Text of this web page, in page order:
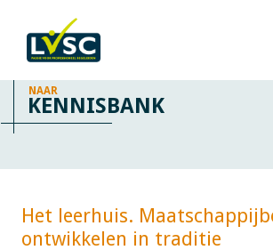
NAAR
KENNISBANK
Het leerhuis.
ontwikkelen in traditie​​​​​​